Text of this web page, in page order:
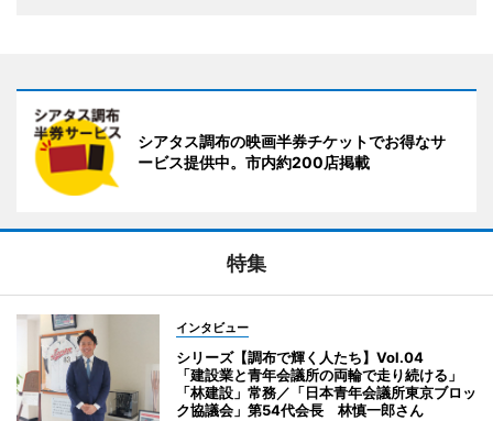
シアタス調布の映画半券チケットでお得なサ
ービス提供中。市内約200店掲載
特集
インタビュー
シリーズ【調布で輝く人たち】Vol.04
「建設業と青年会議所の両輪で走り続ける」
「林建設」常務／「日本青年会議所東京ブロッ
ク協議会」第54代会長 林慎一郎さん